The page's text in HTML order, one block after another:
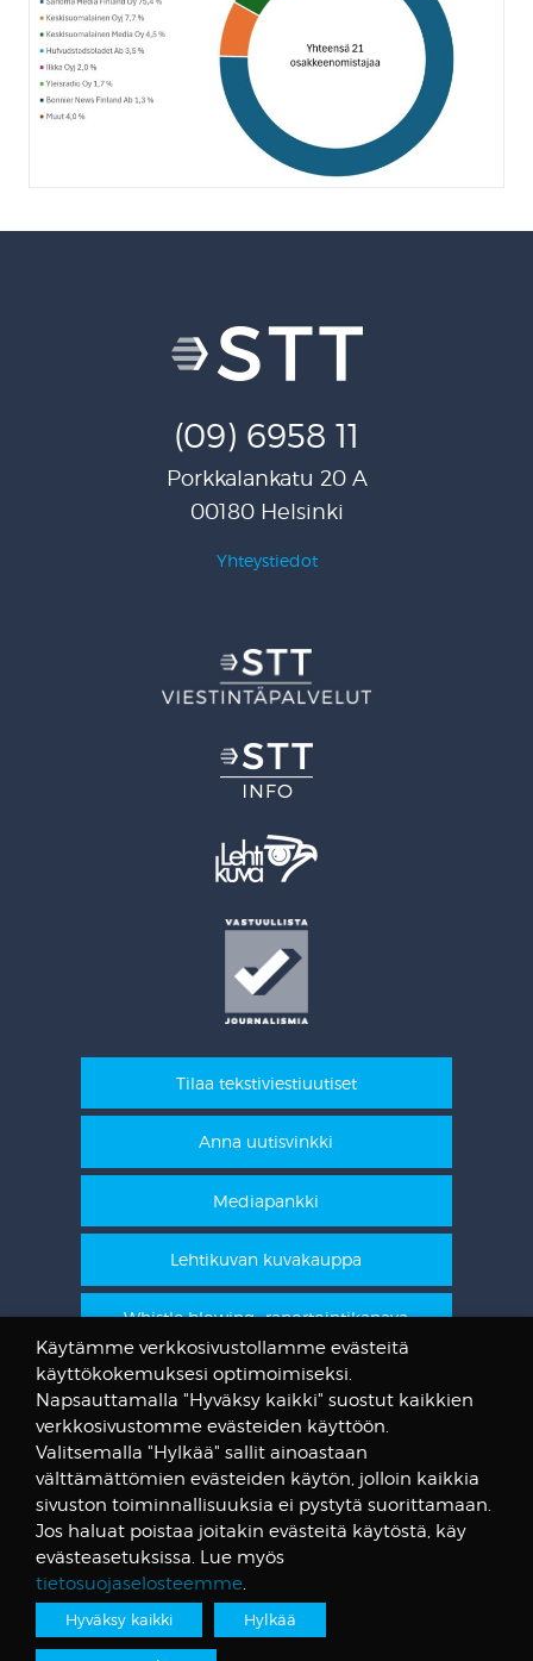
(09) 6958 11
Porkkalankatu 20 A
00180 Helsinki
Yhteystiedot
Tilaa tekstiviestiuutiset
Anna uutisvinkki
Mediapankki
Lehtikuvan kuvakauppa
Whistle blowing -raportointikanava
STT Info
Lehtikuvan vanhat kuvat
@STTuutiset
@STTinfo
@STTViestintap
Tietosuojalauseke
Käytämme verkkosivustollamme evästeitä
käyttökokemuksesi optimoimiseksi.
Napsauttamalla "Hyväksy kaikki" suostut kaikkien
verkkosivustomme evästeiden käyttöön.
Valitsemalla "Hylkää" sallit ainoastaan
välttämättömien evästeiden käytön, jolloin kaikkia
sivuston toiminnallisuuksia ei pystytä suorittamaan.
Jos haluat poistaa joitakin evästeitä käytöstä, käy
evästeasetuksissa. Lue myös
tietosuojaselosteemme.
Hyväksy kaikki Hylkää